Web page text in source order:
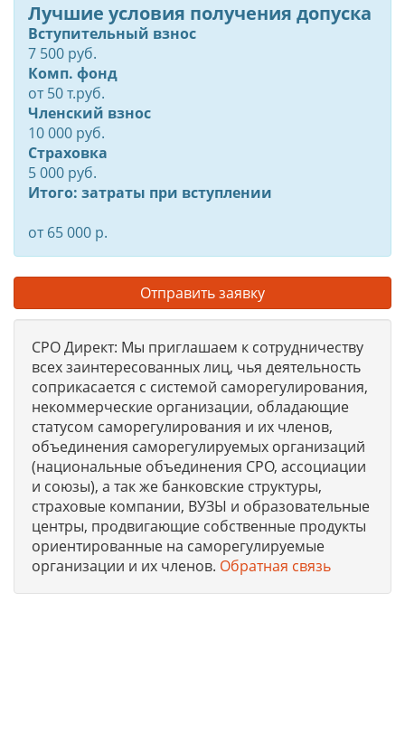
Лучшие условия получения допуска
Вступительный взнос
7 500 руб.
Комп. фонд
от50т.руб.
Членский взнос
10 000 руб.
Страховка
5 000 руб.
Итого: затраты при вступлении
от 65 000 р.
Отправить заявку
СРО Директ: Мы приглашаем к сотрудничеству
всех заинтересованных лиц, чья деятельность
соприкасается с системой саморегулирования,
некоммерческие организации, обладающие
статусом саморегулирования и их членов,
объединения саморегулируемых организаций
(национальные объединения СРО, ассоциации
и союзы), а так же банковские структуры,
страховые компании, ВУЗЫ и образовательные
центры, продвигающие собственные продукты
ориентированные на саморегулируемые
организации и их членов. Обратная связь